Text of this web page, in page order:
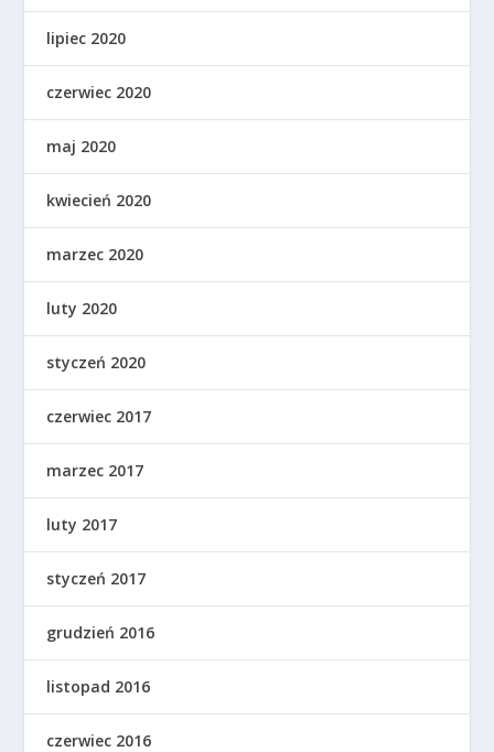
lipiec 2020
czerwiec 2020
maj 2020
kwiecień 2020
marzec 2020
luty 2020
styczeń 2020
czerwiec 2017
marzec 2017
luty 2017
styczeń 2017
grudzień 2016
listopad 2016
czerwiec 2016